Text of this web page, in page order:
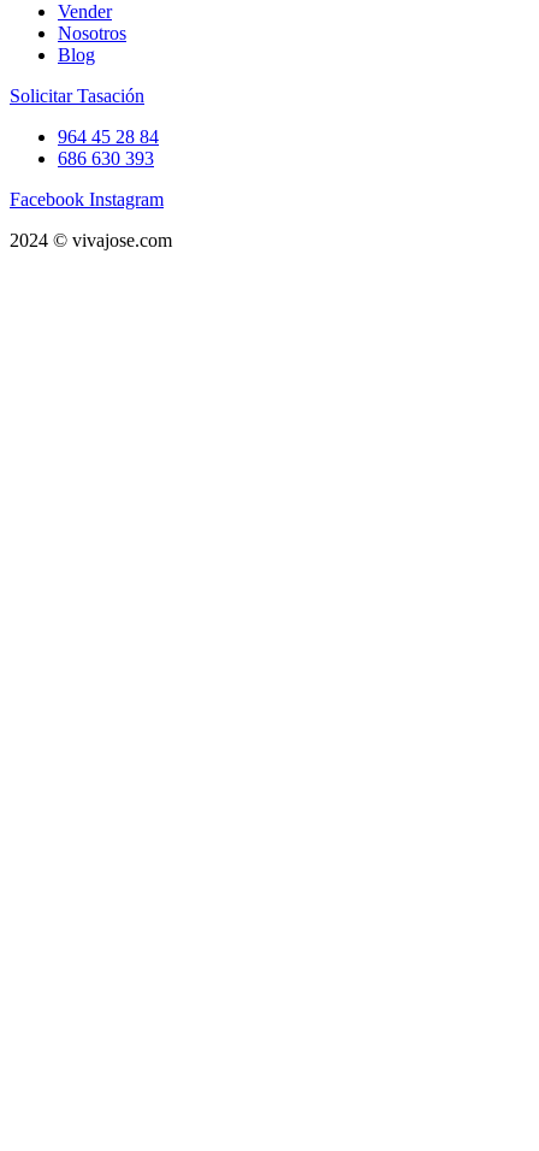
Vender
Nosotros
Blog
Solicitar Tasación
964 45 28 84
686 630 393
Facebook Instagram
2024 © vivajose.com